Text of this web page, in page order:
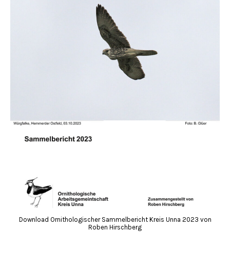
Download Ornithologischer Sammelbericht Kreis Unna 2023 von
Roben Hirschberg